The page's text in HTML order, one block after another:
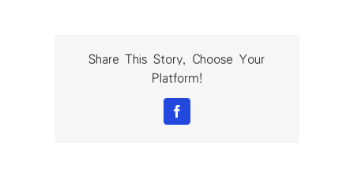
Share This Story, Choose Your
Platform!
Facebook